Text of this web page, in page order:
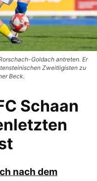
Goldach antreten. Er
Zweitligisten zu
Beck.
Schaan
nach dem